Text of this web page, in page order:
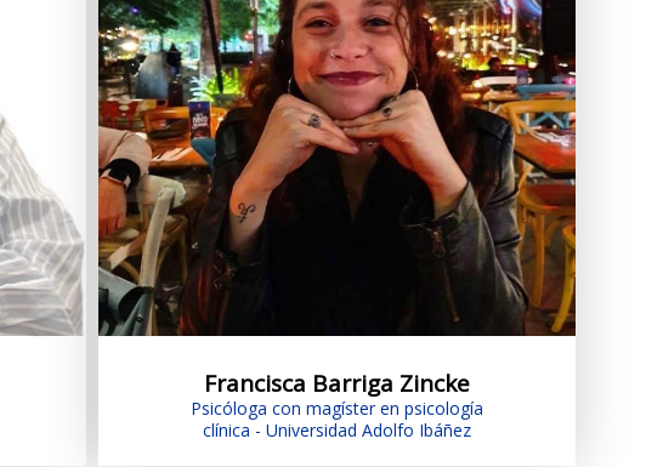
Francisca Barriga Zincke
Psicóloga con magíster en psicología
clínica - Universidad Adolfo Ibáñez